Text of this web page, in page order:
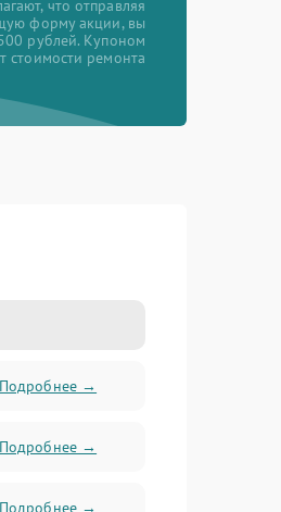
что отправляя
форму акции, вы
рублей. Купоном
стоимости ремонта
Подробнее →
Подробнее →
Подробнее →